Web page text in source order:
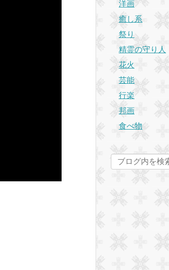
洋画
癒し系
祭り
精霊の守り人
花火
芸能
行楽
邦画
食べ物